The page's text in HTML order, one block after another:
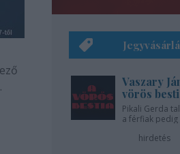
Vaszary
vörös
Pikali Gerda
a férfiak pedig
hirdetés